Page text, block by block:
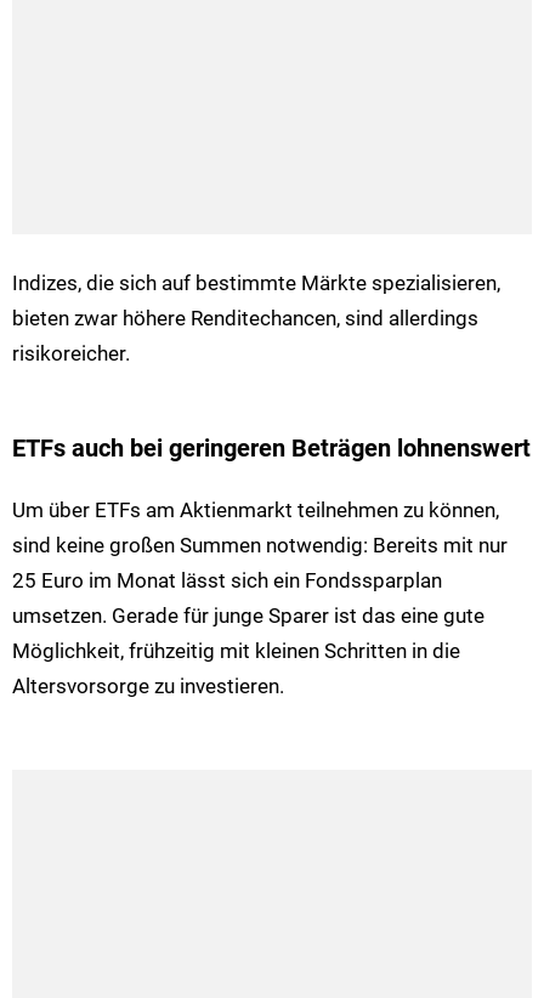
Indizes, die sich auf bestimmte Märkte spezialisieren,
bieten zwar höhere Renditechancen, sind allerdings
risikoreicher.
ETFs auch bei geringeren Beträgen lohnenswert
Um über ETFs am Aktienmarkt teilnehmen zu können,
sind keine großen Summen notwendig: Bereits mit nur
25 Euro im Monat lässt sich ein Fondssparplan
umsetzen. Gerade für junge Sparer ist das eine gute
Möglichkeit, frühzeitig mit kleinen Schritten in die
Altersvorsorge zu investieren.